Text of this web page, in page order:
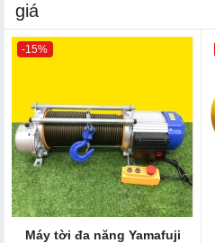
giá
-15%
Máy tời đa năng Yamafuji